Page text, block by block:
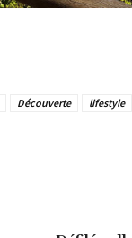
Découverte lifestyle